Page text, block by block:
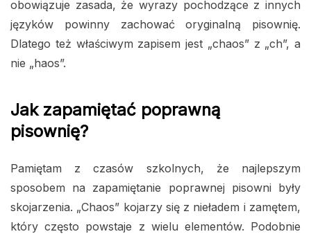
obowiązuje zasada, że wyrazy pochodzące z innych
języków powinny zachować oryginalną pisownię.
Dlatego też właściwym zapisem jest „chaos” z „ch”, a
nie „haos”.
Jak zapamiętać poprawną
pisownię?
Pamiętam z czasów szkolnych, że najlepszym
sposobem na zapamiętanie poprawnej pisowni były
skojarzenia. „Chaos” kojarzy się z nieładem i zamętem,
który często powstaje z wielu elementów. Podobnie